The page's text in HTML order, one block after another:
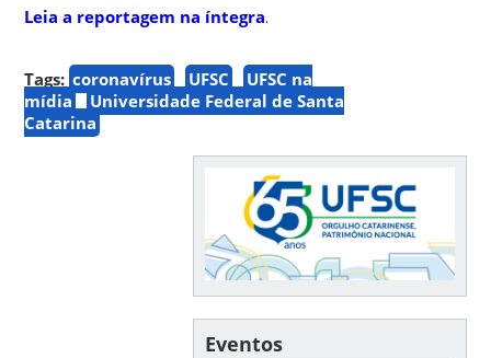
Leia a reportagem na íntegra.
Tags: coronavírus UFSC
UFSC na
mídia
Universidade Federal de Santa
Catarina
Eventos